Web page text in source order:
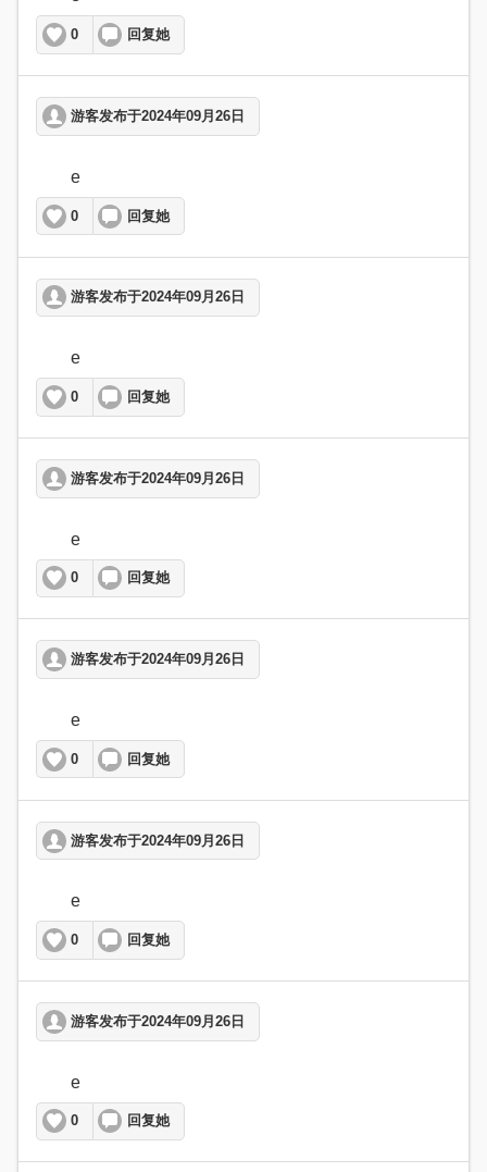
0 回复她
游客发布于2024年09月26日
	e
0 回复她
游客发布于2024年09月26日
	e
0 回复她
游客发布于2024年09月26日
	e
0 回复她
游客发布于2024年09月26日
	e
0 回复她
游客发布于2024年09月26日
	e
0 回复她
游客发布于2024年09月26日
	e
0 回复她